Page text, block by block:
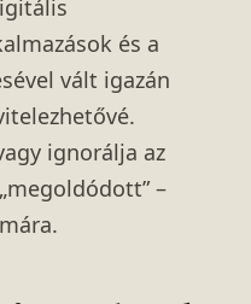
és a
vált igazán
ignorálja az
–